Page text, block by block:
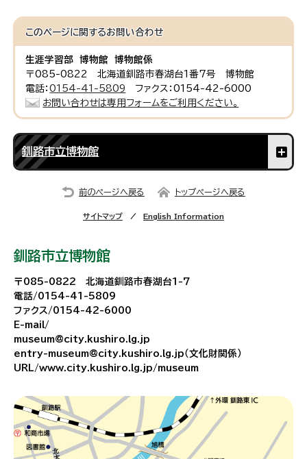
このページに関するお問い合わせ
生涯学習部 博物館 博物館係
〒085-0822 北海道釧路市春湖台1番7号 博物館
電話：0154-41-5809
ファクス：0154-42-6000
お問い合わせは専用フォームをご利用ください。
釧路市立博物館
前のページへ戻る トップページへ戻る
サイトマップ English Information
釧路市立博物館
〒085-0822 北海道釧路市春湖台1-7
電話/0154-41-5809
ファクス/0154-42-6000
E-mail/
museum@city.kushiro.lg.jp
entry-museum@city.kushiro.lg.jp（文化財関係）
URL/www.city.kushiro.lg.jp/museum